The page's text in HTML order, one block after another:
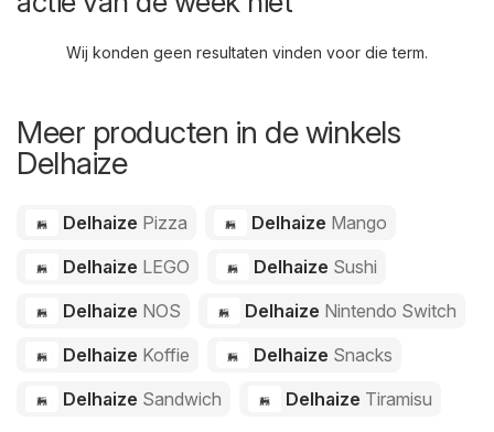
Wij konden geen resultaten vinden voor die term.
Meer producten in de winkels
Delhaize
Delhaize Pizza Delhaize Mango
Delhaize LEGO Delhaize Sushi
Delhaize NOS Delhaize Nintendo Switch
Delhaize Koffie Delhaize Snacks
Delhaize Sandwich Delhaize Tiramisu